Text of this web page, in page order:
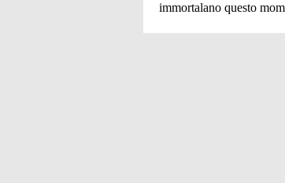
immortalano questo